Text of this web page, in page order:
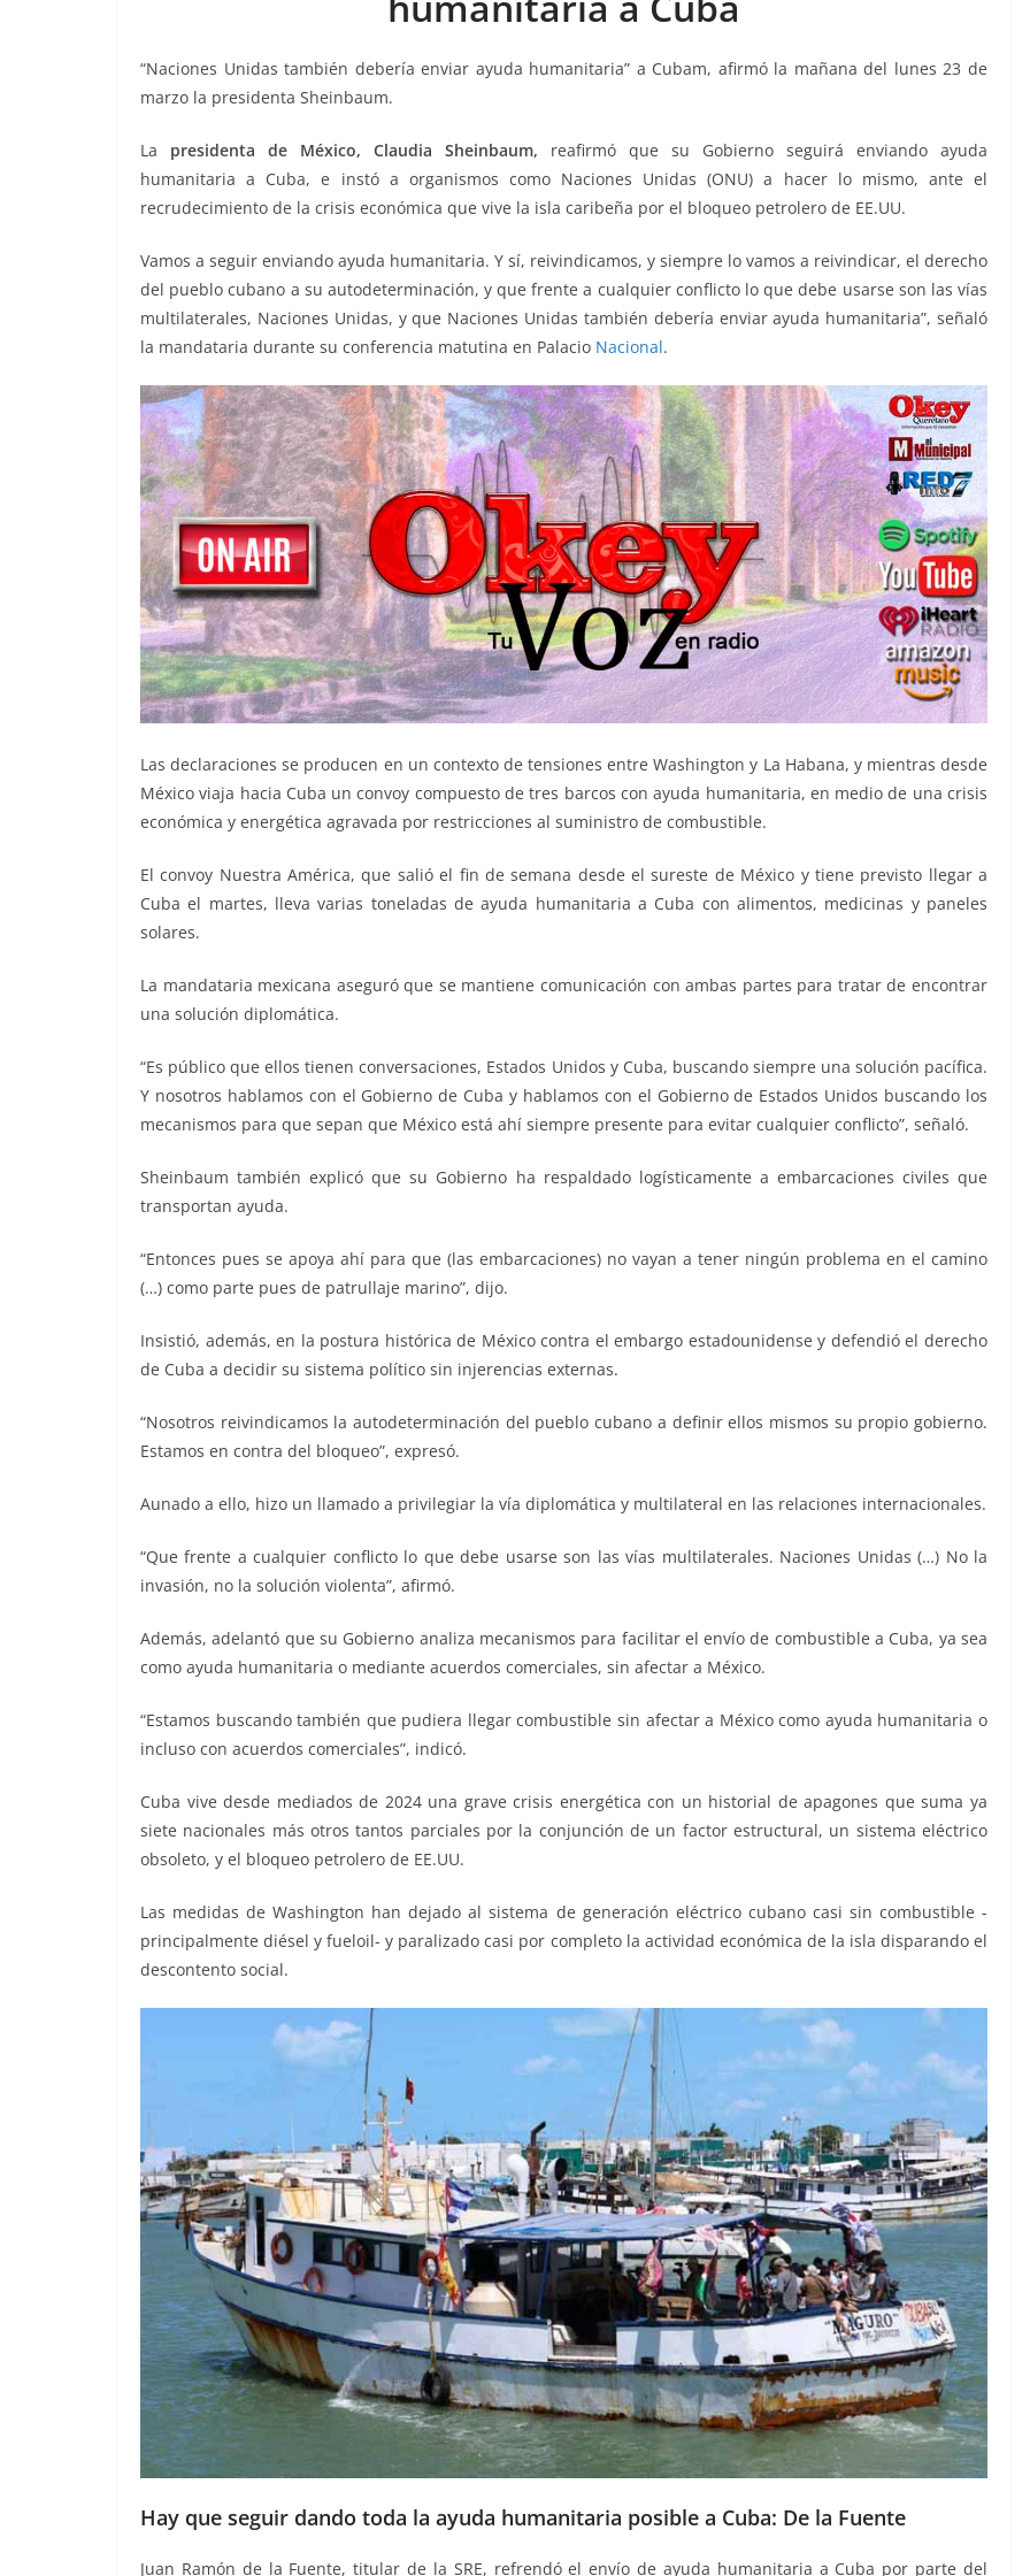
o
k
p k
m
“Naciones Unidas también debería enviar ayuda humanitaria” a Cubam, afirmó la mañana del lunes 23 de
marzo la presidenta Sheinbaum.
La presidenta de México, Claudia Sheinbaum, reafirmó que su Gobierno seguirá enviando ayuda
humanitaria a Cuba, e instó a organismos como Naciones Unidas (ONU) a hacer lo mismo, ante el
recrudecimiento de la crisis económica que vive la isla caribeña por el bloqueo petrolero de EE.UU.
Vamos a seguir enviando ayuda humanitaria. Y sí, reivindicamos, y siempre lo vamos a reivindicar, el derecho
del pueblo cubano a su autodeterminación, y que frente a cualquier conflicto lo que debe usarse son las vías
multilaterales, Naciones Unidas, y que Naciones Unidas también debería enviar ayuda humanitaria”, señaló
la mandataria durante su conferencia matutina en Palacio Nacional.
Las declaraciones se producen en un contexto de tensiones entre Washington y La Habana, y mientras desde
México viaja hacia Cuba un convoy compuesto de tres barcos con ayuda humanitaria, en medio de una crisis
económica y energética agravada por restricciones al suministro de combustible.
El convoy Nuestra América, que salió el fin de semana desde el sureste de México y tiene previsto llegar a
Cuba el martes, lleva varias toneladas de ayuda humanitaria a Cuba con alimentos, medicinas y paneles
solares.
La mandataria mexicana aseguró que se mantiene comunicación con ambas partes para tratar de encontrar
una solución diplomática.
“Es público que ellos tienen conversaciones, Estados Unidos y Cuba, buscando siempre una solución pacífica.
Y nosotros hablamos con el Gobierno de Cuba y hablamos con el Gobierno de Estados Unidos buscando los
mecanismos para que sepan que México está ahí siempre presente para evitar cualquier conflicto”, señaló.
Sheinbaum también explicó que su Gobierno ha respaldado logísticamente a embarcaciones civiles que
transportan ayuda.
“Entonces pues se apoya ahí para que (las embarcaciones) no vayan a tener ningún problema en el camino
(…) como parte pues de patrullaje marino”, dijo.
Insistió, además, en la postura histórica de México contra el embargo estadounidense y defendió el derecho
de Cuba a decidir su sistema político sin injerencias externas.
“Nosotros reivindicamos la autodeterminación del pueblo cubano a definir ellos mismos su propio gobierno.
Estamos en contra del bloqueo”, expresó.
Aunado a ello, hizo un llamado a privilegiar la vía diplomática y multilateral en las relaciones internacionales.
“Que frente a cualquier conflicto lo que debe usarse son las vías multilaterales. Naciones Unidas (…) No la
invasión, no la solución violenta”, afirmó.
Además, adelantó que su Gobierno analiza mecanismos para facilitar el envío de combustible a Cuba, ya sea
como ayuda humanitaria o mediante acuerdos comerciales, sin afectar a México.
“Estamos buscando también que pudiera llegar combustible sin afectar a México como ayuda humanitaria o
incluso con acuerdos comerciales”, indicó.
Cuba vive desde mediados de 2024 una grave crisis energética con un historial de apagones que suma ya
siete nacionales más otros tantos parciales por la conjunción de un factor estructural, un sistema eléctrico
obsoleto, y el bloqueo petrolero de EE.UU.
Las medidas de Washington han dejado al sistema de generación eléctrico cubano casi sin combustible -
principalmente diésel y fueloil- y paralizado casi por completo la actividad económica de la isla disparando el
descontento social.
Hay que seguir dando toda la ayuda humanitaria posible a Cuba: De la Fuente
Juan Ramón de la Fuente, titular de la SRE, refrendó el envío de ayuda humanitaria a Cuba por parte del